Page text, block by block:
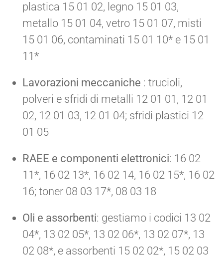
plastica 15 01 02, legno 15 01 03,
metallo 15 01 04, vetro 15 01 07, misti
15 01 06, contaminati 15 01 10* e 15 01
11*
Lavorazioni meccaniche : trucioli,
polveri e sfridi di metalli 12 01 01, 12 01
02, 12 01 03, 12 01 04; sfridi plastici 12
01 05
RAEE e componenti elettronici: 16 02
11*, 16 02 13*, 16 02 14, 16 02 15*, 16 02
16; toner 08 03 17*, 08 03 18
Oli e assorbenti: gestiamo i codici 13 02
04*, 13 02 05*, 13 02 06*, 13 02 07*, 13
02 08*, e assorbenti 15 02 02*, 15 02 03